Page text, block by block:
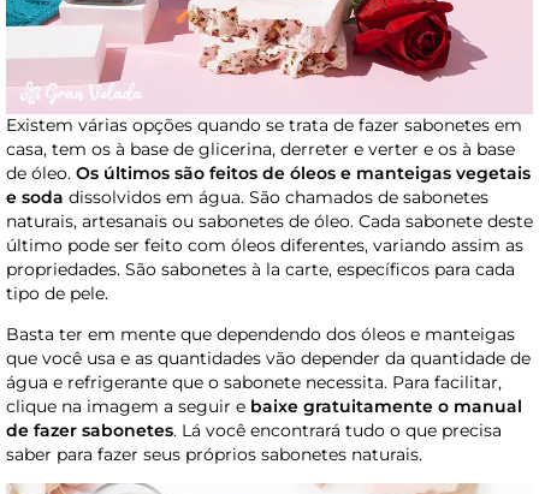
Existem várias opções quando se trata de fazer sabonetes em
casa, tem os à base de glicerina, derreter e verter e os à base
de óleo. Os últimos são feitos de óleos e manteigas vegetais
e soda dissolvidos em água. São chamados de sabonetes
naturais, artesanais ou sabonetes de óleo. Cada sabonete deste
último pode ser feito com óleos diferentes, variando assim as
propriedades. São sabonetes à la carte, específicos para cada
tipo de pele.
Basta ter em mente que dependendo dos óleos e manteigas
que você usa e as quantidades vão depender da quantidade de
água e refrigerante que o sabonete necessita. Para facilitar,
clique na imagem a seguir e baixe gratuitamente o manual
de fazer sabonetes. Lá você encontrará tudo o que precisa
saber para fazer seus próprios sabonetes naturais.